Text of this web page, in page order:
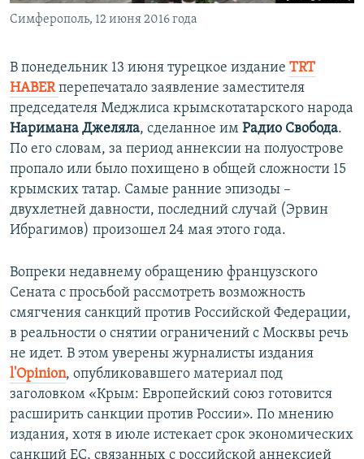
Симферополь, 12 июня 2016 года
В понедельник 13 июня турецкое издание TRT
HABER перепечатало заявление заместителя
председателя Меджлиса крымскотатарского народа
Наримана Джеляла, сделанное им Радио Свобода.
По его словам, за период аннексии на полуострове
пропало или было похищено в общей сложности 15
крымских татар. Самые ранние эпизоды –
двухлетней давности, последний случай (Эрвин
Ибрагимов) произошел 24 мая этого года.
Вопреки недавнему обращению французского
Сената с просьбой рассмотреть возможность
смягчения санкций против Российской Федерации,
в реальности о снятии ограничений с Москвы речь
не идет. В этом уверены журналисты издания
l'Opinion, опубликовавшего материал под
заголовком «Крым: Европейский союз готовится
расширить санкции против России». По мнению
издания, хотя в июле истекает срок экономических
санкций ЕС, связанных с российской аннексией